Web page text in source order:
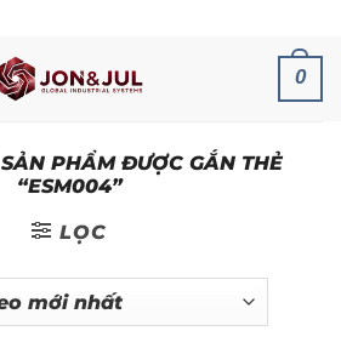
0
SẢN PHẨM ĐƯỢC GẮN THẺ
“ESM004”
LỌC